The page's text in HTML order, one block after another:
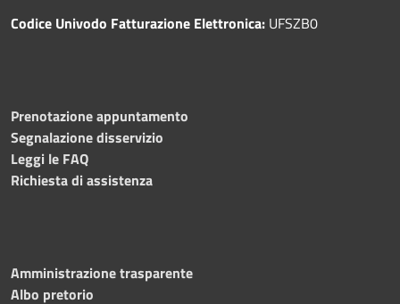
Codice Univodo Fatturazione Elettronica: UFSZB0
Prenotazione appuntamento
Segnalazione disservizio
Leggi le FAQ
Richiesta di assistenza
Amministrazione trasparente
Albo pretorio